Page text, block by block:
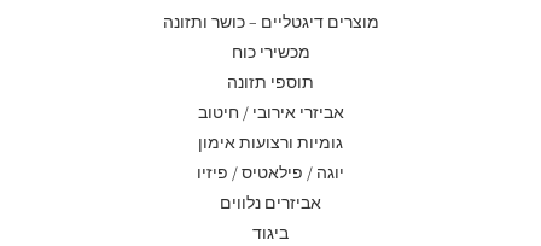
מוצרים דיגטליים – כושר ותזונה
מכשירי כוח
תוספי תזונה
אביזרי אירובי / חיטוב
גומיות ורצועות אימון
יוגה / פילאטיס / פיזיו
אביזרים נלווים
ביגוד